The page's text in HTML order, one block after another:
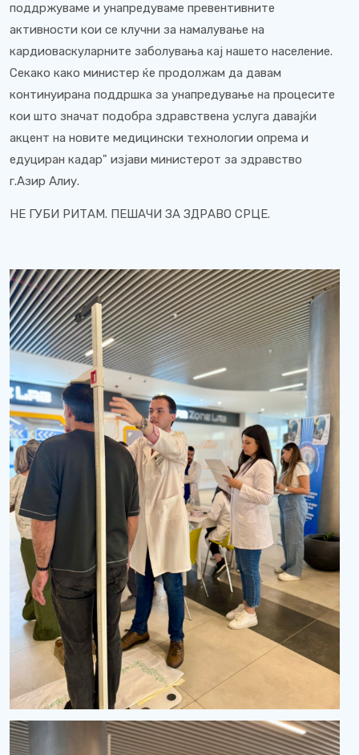
поддржуваме и унапредуваме превентивните
активности кои се клучни за намалување на
кардиоваскуларните заболувања кај нашето население.
Секако како министер ќе продолжам да давам
континуирана поддршка за унапредување на процесите
кои што значат подобра здравствена услуга давајќи
акцент на новите медицински технологии опрема и
едуциран кадар" изјави министерот за здравство
г.Азир Алиу.
НЕ ГУБИ РИТАМ. ПЕШАЧИ ЗА ЗДРАВО СРЦЕ.